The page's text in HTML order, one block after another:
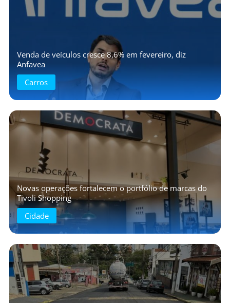
Venda de veículos cresce 8,6% em fevereiro, diz
Anfavea
Carros
Novas operações fortalecem o portfólio de marcas do
Tivoli Shopping
Cidade